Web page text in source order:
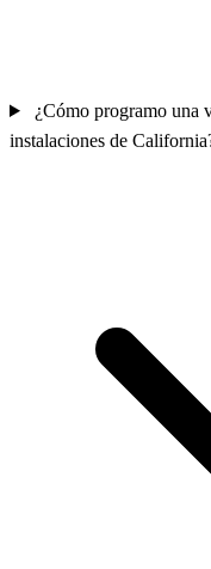
¿Cómo programo una
instalaciones de